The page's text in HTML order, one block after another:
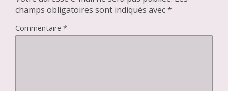
champs obligatoires sont indiqués avec*
Commentaire *